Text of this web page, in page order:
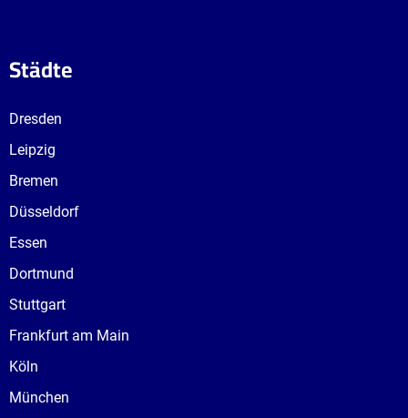
Städte
Dresden
Leipzig
Bremen
Düsseldorf
Essen
Dortmund
Stuttgart
Frankfurt am Main
Köln
München